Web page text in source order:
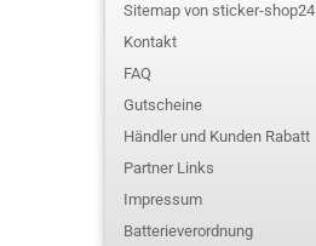
Sitemap von sticker-shop24
Kontakt
FAQ
Gutscheine
Händler und Kunden Rabatt
Partner Links
Impressum
Batterieverordnung